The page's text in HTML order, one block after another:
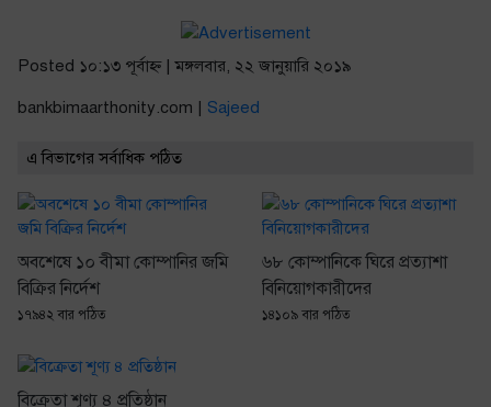
Posted ১০:১৩ পূর্বাহ্ণ | মঙ্গলবার, ২২ জানুয়ারি ২০১৯
bankbimaarthonity.com | Sajeed
এ বিভাগের সর্বাধিক পঠিত
অবশেষে ১০ বীমা কোম্পানির জমি
বিক্রির নির্দেশ
১৭৯৪২ বার পঠিত
৬৮ কোম্পানিকে ঘিরে প্রত্যাশা
বিনিয়োগকারীদের
১৪১০৯ বার পঠিত
বিক্রেতা শূণ্য ৪ প্রতিষ্ঠান